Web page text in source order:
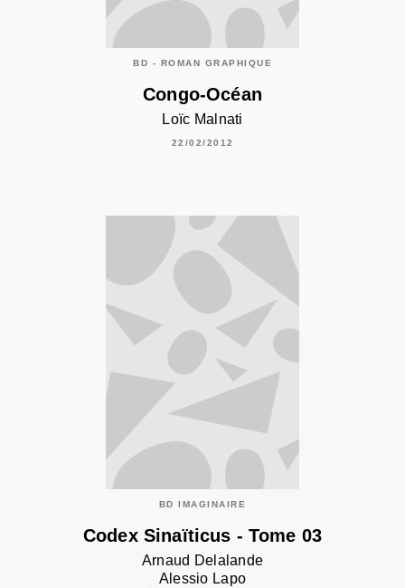
BD - ROMAN GRAPHIQUE
Congo-Océan
Loïc Malnati
22/02/2012
BD IMAGINAIRE
Codex Sinaïticus - Tome 03
Arnaud Delalande
Alessio Lapo